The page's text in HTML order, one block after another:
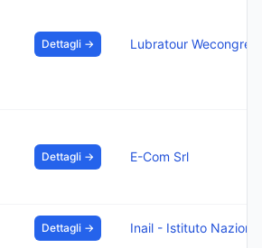
Dettagli → Lubratour
Dettagli → E-Com Srl
Dettagli →